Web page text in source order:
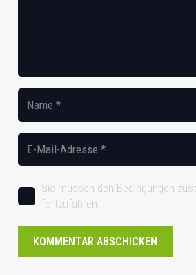
Sie müssen den Bedingungen
fortzufahren.
KOMMENTAR ABSCHICKEN